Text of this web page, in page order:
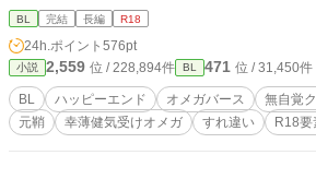
とを選んだ。離れ離れになった番同士の、壮大なすれ違い
ース初挑戦です。 要素：浮気 / すれ違い / 切なめ /
※クズ攻が幸せになるのが嫌な人は注意です！ とん
読んでいただけると幸いです！ ※別サイト様にも投稿しております。 追記＜20
26.6.25＞オメガ、アルファを記号表記からカタカ
BL 完結 長編 R18
24h.ポイント 576pt
小説 2,559 位 / 228,894件 BL 471 位 / 31,450件
BL ハッピーエンド オメガバース 無自覚
元鞘
幸薄健気受けオメガ すれ違い R18要